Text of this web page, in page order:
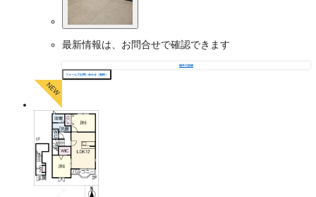
最新情報は、お問合せで確認できます
物件の詳細
フォームでお問い合わせ（無料）